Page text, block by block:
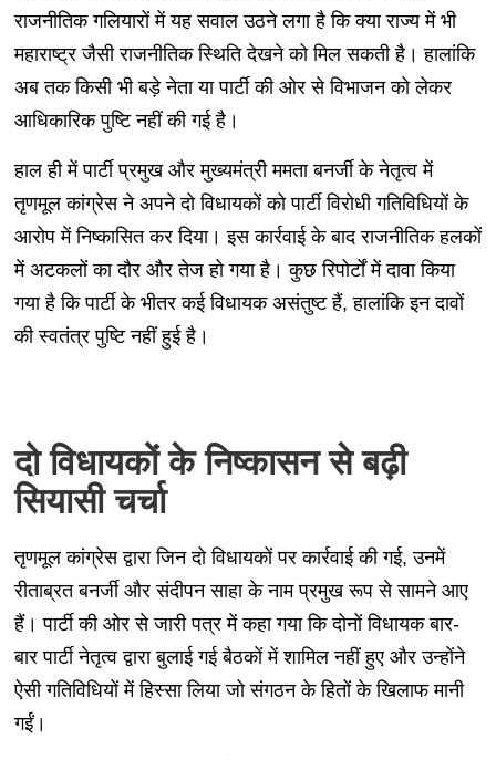
राजनीतिक गलियारों में यह सवाल उठने लगा है कि क्या राज्य में भी
महाराष्ट्र जैसी राजनीतिक स्थिति देखने को मिल सकती है। हालांकि
अब तक किसी भी बड़े नेता या पार्टी की ओर से विभाजन को लेकर
आधिकारिक पुष्टि नहीं की गई है।
हाल ही में पार्टी प्रमुख और मुख्यमंत्री ममता बनर्जी के नेतृत्व में
तृणमूल कांग्रेस ने अपने दो विधायकों को पार्टी विरोधी गतिविधियों के
आरोप में निष्कासित कर दिया। इस कार्रवाई के बाद राजनीतिक हलकों
में अटकलों का दौर और तेज हो गया है। कुछ रिपोर्टों में दावा किया
गया है कि पार्टी के भीतर कई विधायक असंतुष्ट हैं, हालांकि इन दावों
की स्वतंत्र पुष्टि नहीं हुई है।
दो विधायकों के निष्कासन से बढ़ी
सियासी चर्चा
तृणमूल कांग्रेस द्वारा जिन दो विधायकों पर कार्रवाई की गई, उनमें
रीताब्रत बनर्जी और संदीपन साहा के नाम प्रमुख रूप से सामने आए
हैं। पार्टी की ओर से जारी पत्र में कहा गया कि दोनों विधायक बार-
बार पार्टी नेतृत्व द्वारा बुलाई गई बैठकों में शामिल नहीं हुए और उन्होंने
ऐसी गतिविधियों में हिस्सा लिया जो संगठन के हितों के खिलाफ मानी
गईं।